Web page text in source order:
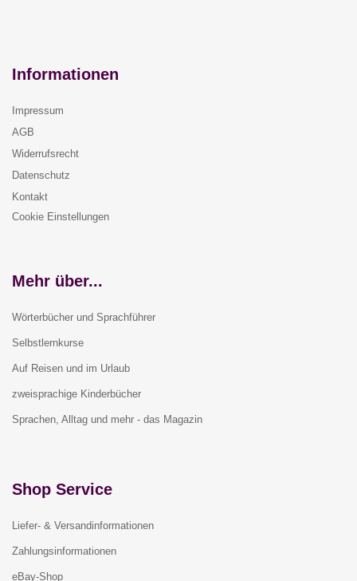
Informationen
Impressum
AGB
Widerrufsrecht
Datenschutz
Kontakt
Cookie Einstellungen
Mehr über...
Wörterbücher und Sprachführer
Selbstlernkurse
Auf Reisen und im Urlaub
zweisprachige Kinderbücher
Sprachen, Alltag und mehr - das Magazin
Shop Service
Liefer- & Versandinformationen
Zahlungsinformationen
eBay-Shop